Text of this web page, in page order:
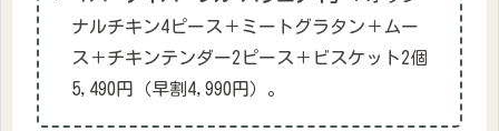
ナルチキン4ピース＋ミートグラタン＋ムー
ス＋チキンテンダー2ピース＋ビスケット2個
5,490円（早割4,990円）。​